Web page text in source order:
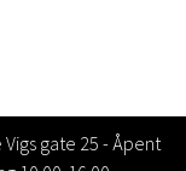
gate 25 - Åpent